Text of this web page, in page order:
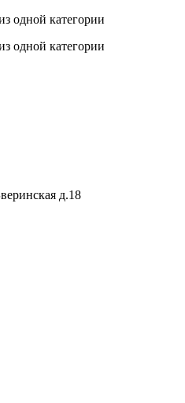
одной категории
одной категории
д.18